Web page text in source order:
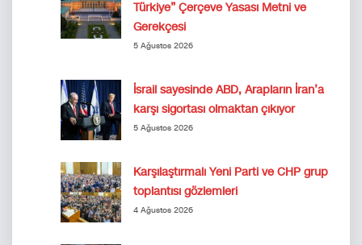
Türkiye” Çerçeve Yasası Metni ve
Gerekçesi
5 Ağustos 2026
İsrail sayesinde ABD, Arapların İran’a
karşı sigortası olmaktan çıkıyor
5 Ağustos 2026
Karşılaştırmalı Yeni Parti ve CHP grup
toplantısı gözlemleri
4 Ağustos 2026